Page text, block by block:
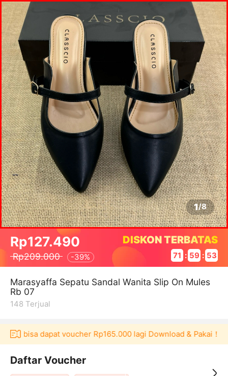
1/8
Rp127.490
Rp209.000 -39%
DISKON TERBATAS
71 : 59 : 52
Marasyaffa Sepatu Sandal Wanita Slip On Mules
Rb 07
148 Terjual
bisa dapat voucher Rp165.000 lagi Download & Pakai！
Daftar Voucher